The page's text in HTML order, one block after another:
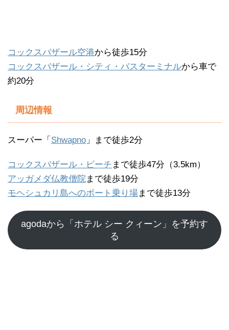
コックスバザール空港から徒歩15分
コックスバザール・シティ・バスターミナルから車で
約20分
周辺情報
スーパー「 Shwapno 」まで徒歩2分
コックスバザール・ビーチ まで徒歩47分（3.5km）
アッガメダ仏教僧院まで徒歩19分
モヘシュカリ島へのボート乗り場まで徒歩13分
agodaから「ホテル シー クィーン」を予約す
る